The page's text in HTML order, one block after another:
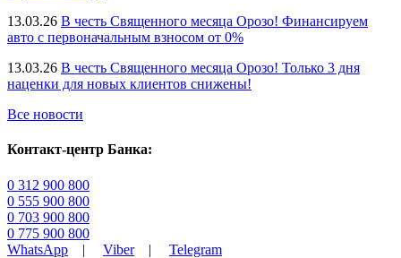
13.03.26 В честь Священного месяца Орозо! Финансируем
авто с первоначальным взносом от 0%
13.03.26 В честь Священного месяца Орозо! Только 3 дня
наценки для новых клиентов снижены!
Все новости
Контакт-центр Банка:
0 312 900 800
0 555 900 800
0 703 900 800
0 775 900 800
WhatsApp | Viber| Telegram